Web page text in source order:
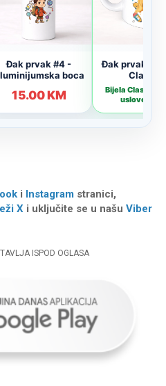
i Instagram stranici,
X i uključite se u našu Viber
ISPOD OGLASA